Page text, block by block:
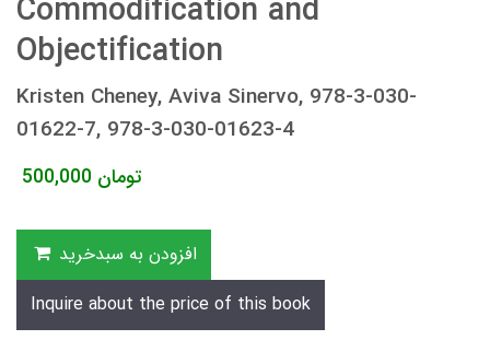
Commodification and
Objectification
Kristen Cheney, Aviva Sinervo, 978-3-030-
01622-7, 978-3-030-01623-4
500,000 تومان
افزودن به سبدخرید
Inquire about the price of this book